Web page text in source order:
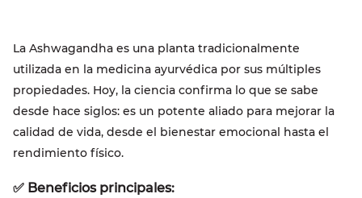
La Ashwagandha es una planta tradicionalmente
utilizada en la medicina ayurvédica por sus múltiples
propiedades. Hoy, la ciencia confirma lo que se sabe
desde hace siglos: es un potente aliado para mejorar la
calidad de vida, desde el bienestar emocional hasta el
rendimiento físico.
✅ Beneficios principales: